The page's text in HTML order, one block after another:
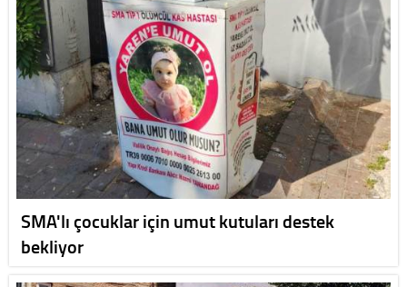
SMA'lı çocuklar için umut kutuları destek
bekliyor